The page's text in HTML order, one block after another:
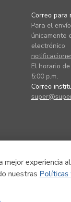
experiencia
nuestras
Correo para
Para el
únicamente
electrónico
El horario
5:00 p.m.
Correo